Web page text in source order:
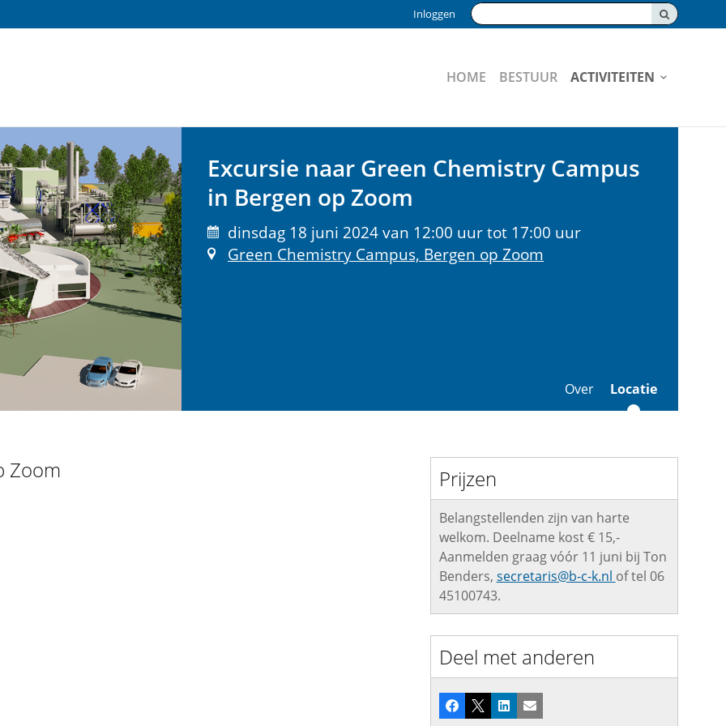
Zoeken:
Inloggen
HOME BESTUUR ACTIVITEITEN
Excursie naar Green Chemistry Campus
in Bergen op Zoom
dinsdag 18 juni 2024 van 12:00 uur tot 17:00 uur
Green Chemistry Campus, Bergen op Zoom
Over Locatie
Zoom Prijzen
Belangstellenden zijn van harte
welkom. Deelname kost € 15,-
Aanmelden graag vóór 11 juni bij Ton
Benders, secretaris@b-c-k.nl of tel 06
45100743.
Deel met anderen
Facebook
X LinkedInE-mail